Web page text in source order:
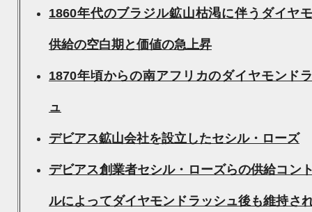
1860年代のブラジル鉱山枯渇に伴うダイヤ
供給の空白期と価値の急上昇
1870年頃からの南アフリカのダイヤモンド
ュ
デビアス鉱山会社を設立したセシル・ローズ
デビアス創業者セシル・ローズらの供給コン
ルによってダイヤモンドラッシュ後も維持さ